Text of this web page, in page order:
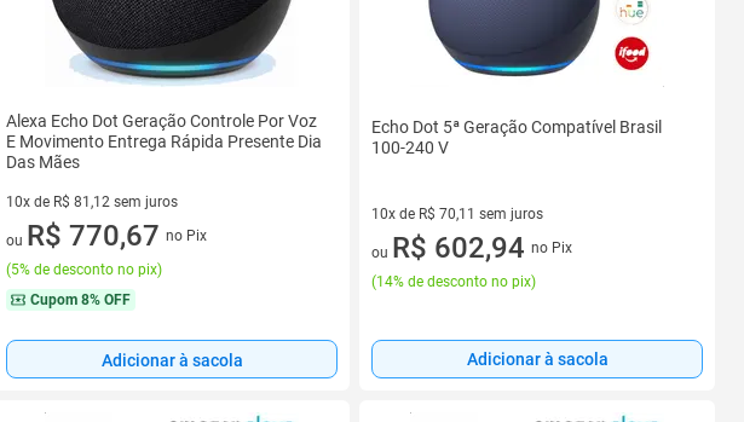
Alexa Echo Dot Geração Controle Por Voz
E Movimento Entrega Rápida Presente Dia
Das Mães
10x de R$ 81,12 sem juros
10 vez de R$ 81,12 sem juros
ou R$ 770,67 no Pix
(5% de desconto no pix)
Cupom 8% OFF
Adicionar à sacola
Echo Dot 5ª Geração Compatível Brasil
100-240 V
10x de R$ 70,11 sem juros
10 vez de R$ 70,11 sem juros
ou R$ 602,94 no Pix
(14% de desconto no pix)
Adicionar à sacola